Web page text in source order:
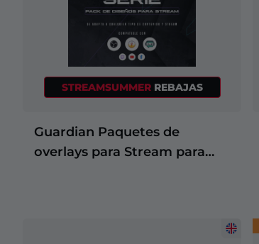
STREAMSUMMER REBAJAS
Guardian Paquetes de
overlays para Stream para